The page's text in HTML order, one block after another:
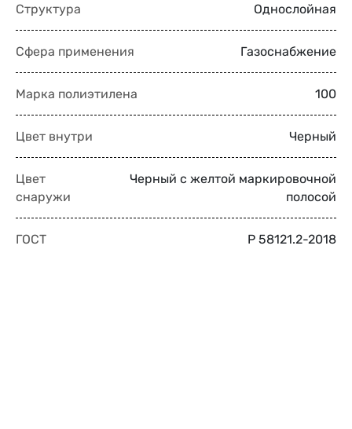
Структура Однослойная
Сфера применения Газоснабжение
Марка полиэтилена 100
Цвет внутри Черный
Цвет
снаружи
Черный с желтой маркировочной
полосой
ГОСТ Р 58121.2-2018